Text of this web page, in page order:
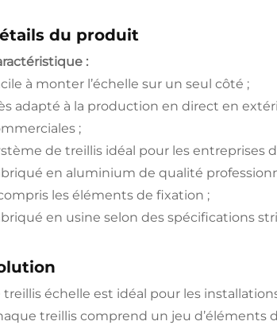
du produit
:
à monter l’échelle sur un seul côté ;
adapté à la production en direct en
;
de treillis idéal pour les entreprises
en aluminium de qualité
les éléments de fixation ;
en usine selon des spécifications
treillis échelle est idéal pour les
treillis comprend un jeu